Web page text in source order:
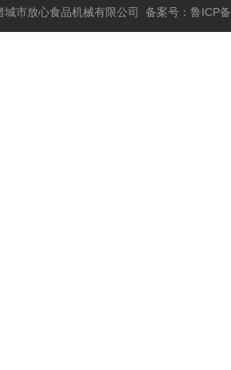
市放心食品机械有限公司 备案号：鲁ICP